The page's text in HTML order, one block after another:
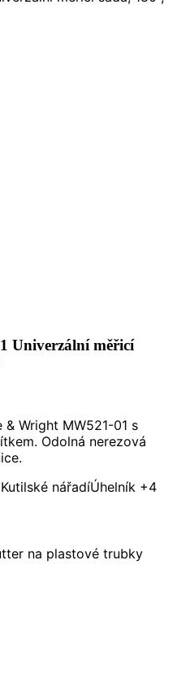
Univerzální měřicí
Wright MW521-01 s
Odolná nerezová
Kutilské nářadíÚhelník +4
na plastové trubky